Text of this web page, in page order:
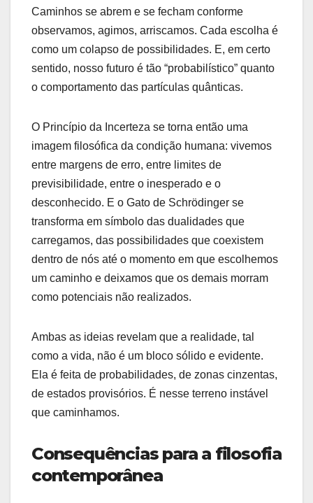
Caminhos se abrem e se fecham conforme
observamos, agimos, arriscamos. Cada escolha é
como um colapso de possibilidades. E, em certo
sentido, nosso futuro é tão “probabilístico” quanto
o comportamento das partículas quânticas.
O Princípio da Incerteza se torna então uma
imagem filosófica da condição humana: vivemos
entre margens de erro, entre limites de
previsibilidade, entre o inesperado e o
desconhecido. E o Gato de Schrödinger se
transforma em símbolo das dualidades que
carregamos, das possibilidades que coexistem
dentro de nós até o momento em que escolhemos
um caminho e deixamos que os demais morram
como potenciais não realizados.
Ambas as ideias revelam que a realidade, tal
como a vida, não é um bloco sólido e evidente.
Ela é feita de probabilidades, de zonas cinzentas,
de estados provisórios. É nesse terreno instável
que caminhamos.
Consequências para a filosofia
contemporânea